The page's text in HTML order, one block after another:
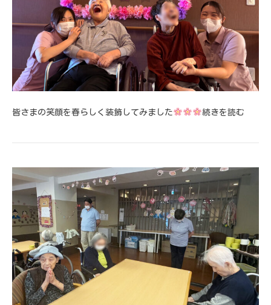
皆さまの笑顔を春らしく装飾してみました 続きを読む